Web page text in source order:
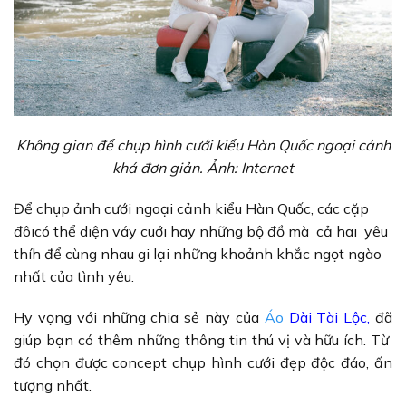
Không gian để chụp hình cưới kiểu Hàn Quốc ngoại cảnh
khá đơn giản. Ảnh: Internet
Để chụp ảnh cưới ngoại cảnh kiểu Hàn Quốc, các cặp
đôicó thể diện váy cuới hay những bộ đồ mà cả hai yêu
thíh để cùng nhau gi lại những khoảnh khắc ngọt ngào
nhất của tình yêu.
Hy vọng với những chia sẻ này của Áo Dài Tài Lộc, đã
giúp bạn có thêm những thông tin thú vị và hữu ích. Từ
đó chọn được concept chụp hình cưới đẹp độc đáo, ấn
tượng nhất.